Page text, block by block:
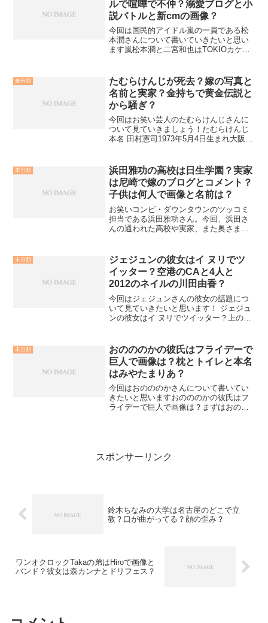
ルで喧嘩で不仲？溺愛ブログと小
説バトルと新cmの画像？
今回は国民的アイドル嵐の一員である松
本潤さんについて書いていきたいと思い
ます嵐松本潤と二宮和也はTOKIOカケル
本潤さんと二宮和也さんは不仲なのか？
とよく話題になります...
未分類
たむらけんじが死去？嫁の写真と
名前と実家？金持ちで黄金伝説と
から騒ぎ？
今回はお笑い芸人のたむらけんじさんに
ついて見ていきましょう！たむらけんじ
本名 田村憲司1973年5月4日生まれ大阪府
ジェンシー大阪本部。NSC大阪校では陣
内智則さ...
未分類
浜田雅功の高校は日生学園？実家
は尼崎で嫁のブログとコメント？
子供は何人で画像と名前は？
お笑いコンビ・ダウンタウンのツッコミ
担当である浜田雅功さん。今回、浜田さ
んの通われた高校や実家、また奥さまや
学園？浜田雅功さんの出身高校ですが、
日生学園第二高等学校です...
未分類
ジェジュンの彼女はイ ヌリでツ
イッター？空港のCAと4人と
2012のネイルの川田由香？
今回はジェジュンさんの彼女の話題につ
いて見ていきたいと思います！ ジェジュ
ンの彼女はイ ヌリでツイッター？上の写
も納得できますよね。数ある噂のなかで
も、最近とくに話題な...
未分類
おのののかの彼氏はフライデーで
巨人で画像は？枕とトイレと本名
はみやたまりあ？
今回はおのののかさんについて書いてい
きたいと思いますおのののかの彼氏はフ
ライデーで巨人で画像は？まずはおのの
スポンサーリンク
鈴木ちなみの大学は名古屋のどこで立
教？口が曲がってる？顔の歪み？
ワンオクロックTakaの弟はHiroで画像と
バンド？彼女は森カンナとドリフェス？